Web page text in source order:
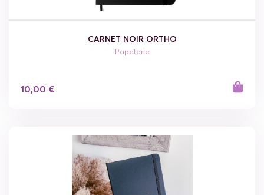
CARNET NOIR ORTHO
Papeterie
10,00 €